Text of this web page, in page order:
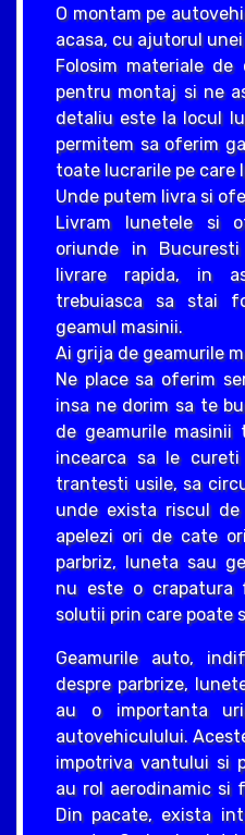
O montam pe
acasa, cu ajutorul
Folosim materiale
pentru montaj si ne
detaliu este la locul
permitem sa oferim
toate lucrarile pe care
Unde putem livra si
Livram lunetele si
oriunde in
livrare rapida, in
trebuiasca sa stai
geamul masinii.
Ai grija de geamurile
Ne place sa oferim
insa ne dorim sa te
de geamurile masinii
incearca sa le
trantesti usile, sa
unde exista riscul
apelezi ori de cate
parbriz, luneta sau
nu este o crapatura
solutii prin care poate
Geamurile auto,
despre parbrize,
au o importanta
autovehiculului.
impotriva vantului si
au rol aerodinamic si
Din pacate, exista